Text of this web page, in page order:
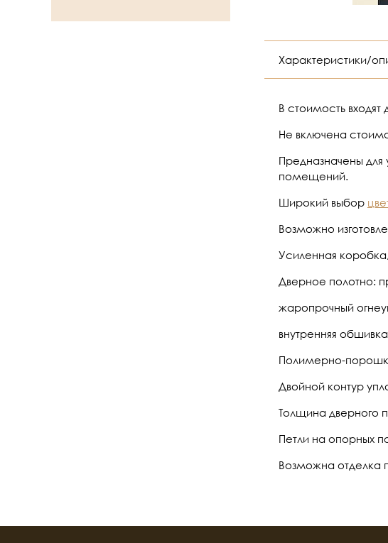
Характеристики/
В стоимость входят
Не включена
Предназначены для
помещений.
Широкий выбор
Возможно
Усиленная
Дверное полотно:
жаропрочный
внутренняя
Полимерно-
Двойной контур
Толщина дверного
Петли на опорных
Возможна